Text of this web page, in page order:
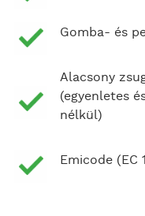
Gomba- és
Alacsony
(egyenletes
nélkül)
Emicode (EC